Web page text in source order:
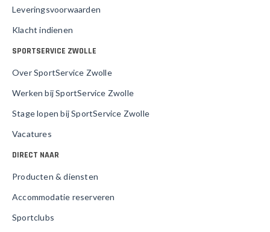
Leveringsvoorwaarden
Klacht indienen
SPORTSERVICE ZWOLLE
Over SportService Zwolle
Werken bij SportService Zwolle
Stage lopen bij SportService Zwolle
Vacatures
DIRECT NAAR
Producten & diensten
Accommodatie reserveren
Sportclubs